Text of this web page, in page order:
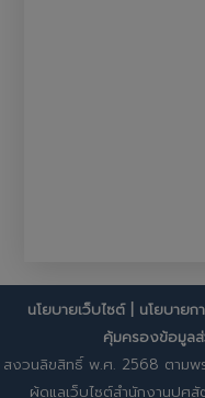
นโยบายเว็บไซต์| นโยบาย
คุ้มครองข้อมูล
สงวนลิขสิทธิ์ พ.ศ. 2568 ตาม
ผู้ดูแลเว็บไซต์สำนักงานปศุ